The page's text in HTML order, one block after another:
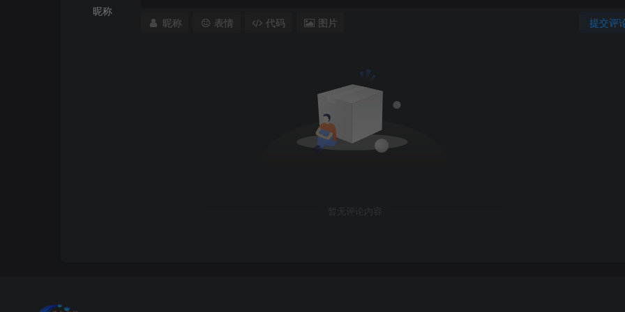
昵称
提交评
昵称 表情 代码 图片
暂无评论内容